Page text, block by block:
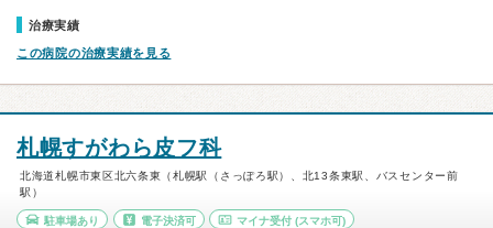
治療実績
この病院の治療実績を見る
札幌すがわら皮フ科
北海道札幌市東区北六条東（札幌駅（さっぽろ駅）、北13条東駅、バスセンター前
駅）
駐車場あり 電子決済可 マイナ受付 (スマホ可)